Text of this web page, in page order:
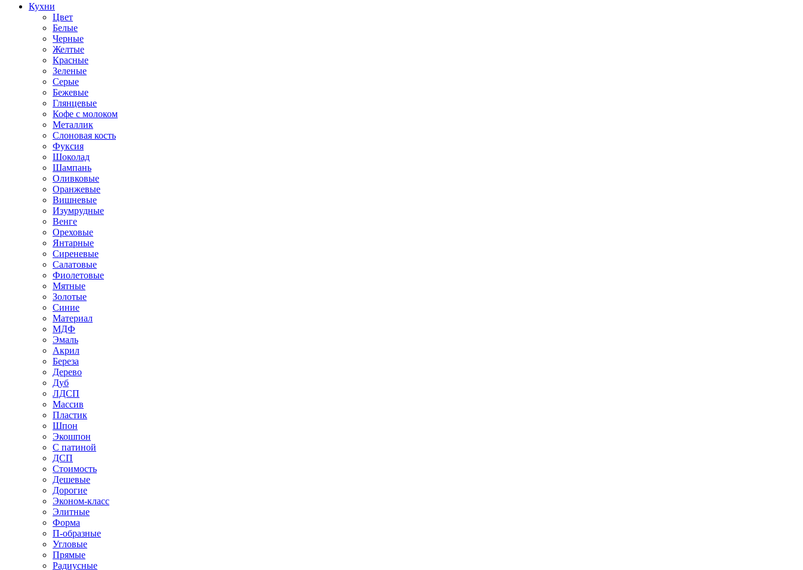
Кухни
Цвет
Белые
Черные
Желтые
Красные
Зеленые
Серые
Бежевые
Глянцевые
Кофе с молоком
Металлик
Слоновая кость
Фуксия
Шоколад
Шампань
Оливковые
Оранжевые
Вишневые
Изумрудные
Венге
Ореховые
Янтарные
Сиреневые
Салатовые
Фиолетовые
Мятные
Золотые
Синие
Материал
МДФ
Эмаль
Акрил
Береза
Дерево
Дуб
ЛДСП
Массив
Пластик
Шпон
Экошпон
С патиной
ДСП
Стоимость
Дешевые
Дорогие
Эконом-класс
Элитные
Форма
П-образные
Угловые
Прямые
Радиусные